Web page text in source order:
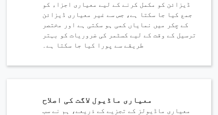
ڈیزائن کو مکمل کرنے کے لیے معیاری اجزاء کو
جمع کیا جا سکتا ہے، جس سے غیر معیاری ڈیزائن
کے چکر میں نمایاں کمی ہو سکتی ہے اور مختصر
ترسیل کے وقت کے لیے کسٹمر کی ضروریات کو بہتر
طریقے سے پورا کیا جا سکتا ہے۔
معیاری ماڈیول لاگت کی اصلاح
معیاری ماڈیولز کے تجزیے کے ذریعے، ہم نے سب
کریں